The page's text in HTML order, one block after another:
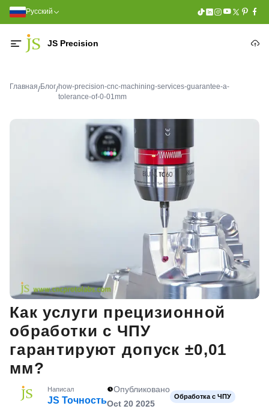
Русский
JS Precision
Главная/Блог/how-precision-cnc-machining-services-guarantee-a-
tolerance-of-0-01mm
Как услуги прецизионной
обработки с ЧПУ
гарантируют допуск ±0,01
мм?
Написал
JS Точность
Опубликовано
Oct 20 2025
Обработка с ЧПУ